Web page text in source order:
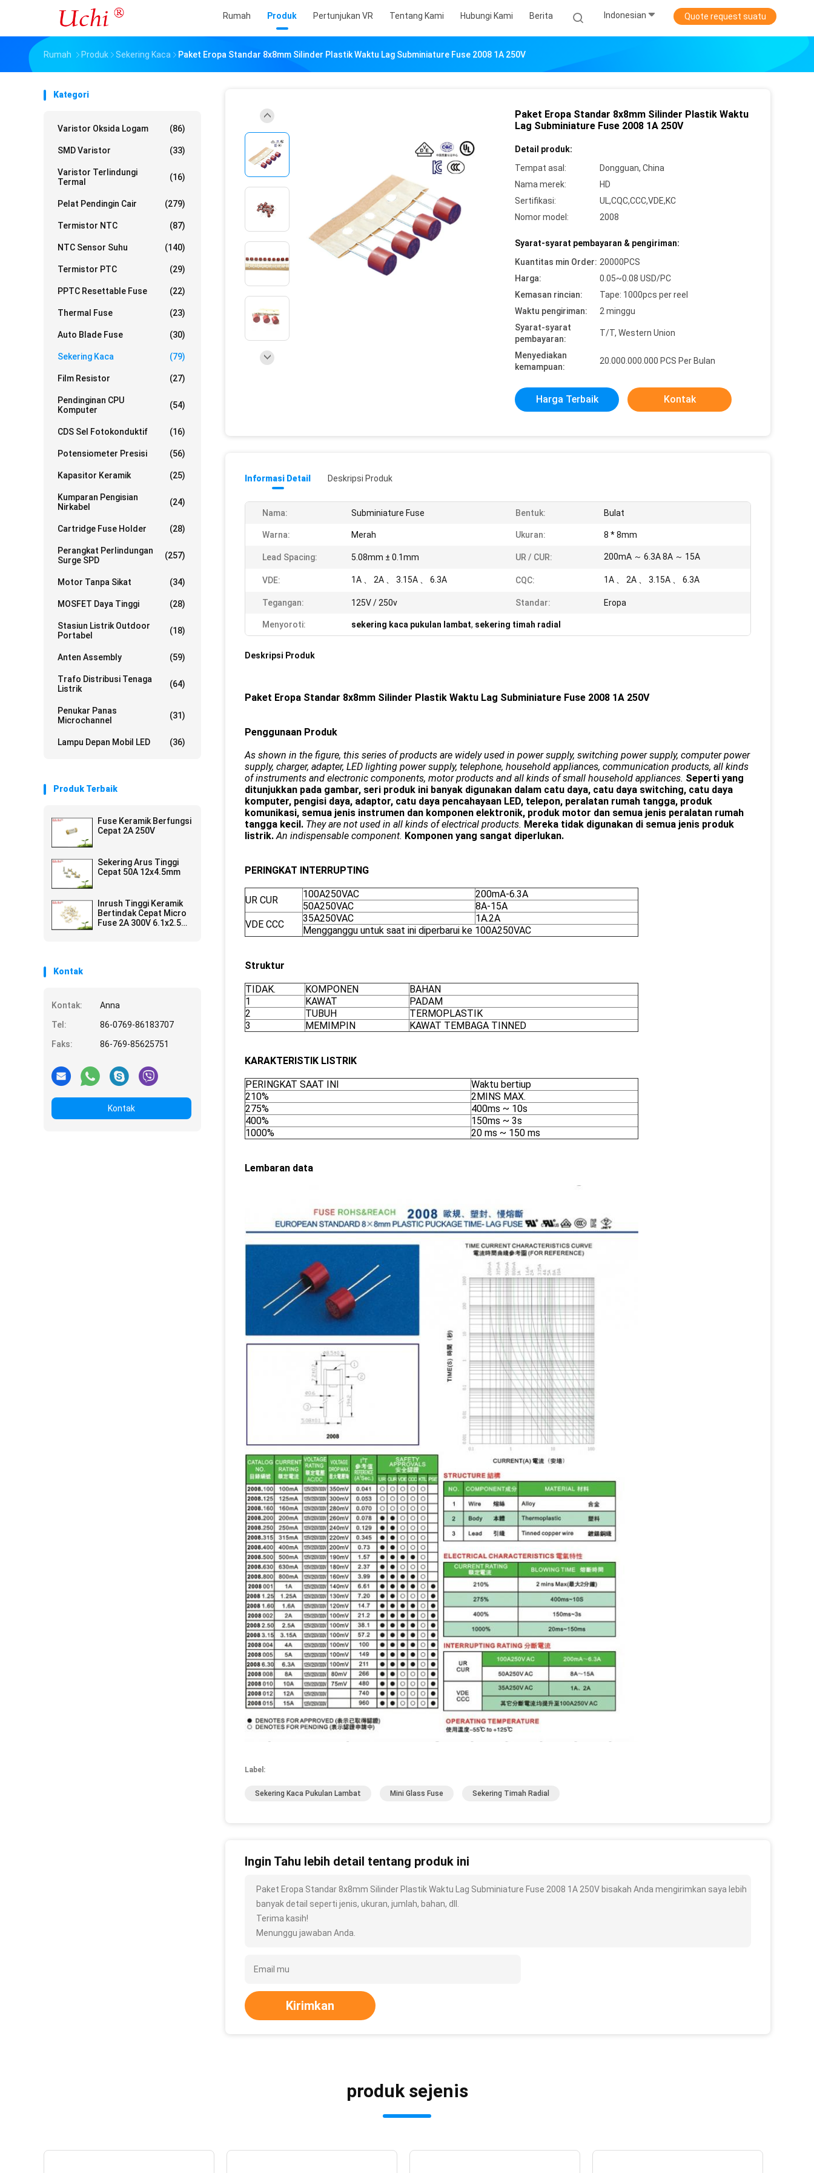
Rumah Produk Pertunjukan VR Tentang Kami Hubungi Kami Berita Indonesian Quote request suatu
Rumah Produk Sekering Kaca Paket Eropa Standar 8x8mm Silinder Plastik Waktu Lag Subminiature Fuse 2008 1A 250V
Kategori
Varistor Oksida Logam (86)
SMD Varistor (33)
Varistor Terlindungi
Termal
(16)
Pelat Pendingin Cair (279)
Termistor NTC (87)
NTC Sensor Suhu (140)
Termistor PTC (29)
PPTC Resettable Fuse (22)
Thermal Fuse (23)
Auto Blade Fuse (30)
Sekering Kaca (79)
Film Resistor (27)
Pendinginan CPU
Komputer
(54)
CDS Sel Fotokonduktif (16)
Potensiometer Presisi (56)
Kapasitor Keramik (25)
Kumparan Pengisian
Nirkabel
(24)
Cartridge Fuse Holder (28)
Perangkat Perlindungan
Surge SPD
(257)
Motor Tanpa Sikat (34)
MOSFET Daya Tinggi (28)
Stasiun Listrik Outdoor
Portabel
(18)
Anten Assembly (59)
Trafo Distribusi Tenaga
Listrik
(64)
Penukar Panas
Microchannel
(31)
Lampu Depan Mobil LED (36)
Produk Terbaik
Fuse Keramik Berfungsi
Cepat 2A 250V
Sekering Arus Tinggi
Cepat 50A 12x4.5mm
Inrush Tinggi Keramik
Bertindak Cepat Micro
Fuse 2A 300V 6.1x2.5
Kontak
Kontak:
Anna
Tel:
86-0769-86183707
Faks:
86-769-85625751
Kontak
Paket Eropa Standar 8x8mm Silinder Plastik Waktu
Lag Subminiature Fuse 2008 1A 250V
Detail produk:
Tempat asal:
Dongguan, China
Nama merek:
HD
Sertifikasi:
UL,CQC,CCC,VDE,KC
Nomor model:
2008
Syarat-syarat pembayaran & pengiriman:
Kuantitas min Order: 20000PCS
Harga:
0.05~0.08 USD/PC
Kemasan rincian:
Tape: 1000pcs per reel
Waktu pengiriman:
2 minggu
Syarat-syarat
pembayaran:
T/T, Western Union
Menyediakan
kemampuan:
20.000.000.000 PCS Per Bulan
Harga Terbaik Kontak
Informasi Detail Deskripsi Produk
Nama: Subminiature Fuse Bentuk: Bulat
Warna: Merah Ukuran: 8 * 8mm
Lead Spacing: 5.08mm ± 0.1mm UR / CUR: 200mA ～ 6.3A 8A ～ 15A
VDE: 1A 、 2A 、 3.15A 、 6.3A CQC: 1A 、 2A 、 3.15A 、 6.3A
Tegangan: 125V / 250v Standar: Eropa
Menyoroti: sekering kaca pukulan lambat, sekering timah radial
Deskripsi Produk
Paket Eropa Standar 8x8mm Silinder Plastik Waktu Lag Subminiature Fuse 2008 1A 250V
Penggunaan Produk
As shown in the figure, this series of products are widely used in power supply, switching power supply, computer power
supply, charger, adapter, LED lighting power supply, telephone, household appliances, communication products, all kinds
of instruments and electronic components, motor products and all kinds of small household appliances. Seperti yang
ditunjukkan pada gambar, seri produk ini banyak digunakan dalam catu daya, catu daya switching, catu daya
komputer, pengisi daya, adaptor, catu daya pencahayaan LED, telepon, peralatan rumah tangga, produk
komunikasi, semua jenis instrumen dan komponen elektronik, produk motor dan semua jenis peralatan rumah
tangga kecil. They are not used in all kinds of electrical products. Mereka tidak digunakan di semua jenis produk
listrik. An indispensable component. Komponen yang sangat diperlukan.
PERINGKAT INTERRUPTING
UR CUR
100A250VAC
200mA-6.3A
50A250VAC
8A-15A
VDE CCC
35A250VAC
1A.2A
Mengganggu untuk saat ini diperbarui ke 100A250VAC
Struktur
TIDAK. KOMPONEN
BAHAN
1
KAWAT
PADAM
2
TUBUH
TERMOPLASTIK
3
MEMIMPIN KAWAT TEMBAGA TINNED
KARAKTERISTIK LISTRIK
PERINGKAT SAAT INI
Waktu bertiup
210%
2MINS MAX.
275%
400ms ~ 10s
400%
150ms ~ 3s
1000%
20 ms ~ 150 ms
Lembaran data
Label:
Sekering Kaca Pukulan Lambat Mini Glass Fuse Sekering Timah Radial
Ingin Tahu lebih detail tentang produk ini
Paket Eropa Standar 8x8mm Silinder Plastik Waktu Lag Subminiature Fuse 2008 1A 250V bisakah Anda mengirimkan saya lebih
banyak detail seperti jenis, ukuran, jumlah, bahan, dll.
Terima kasih!
Menunggu jawaban Anda.
Kirimkan
produk sejenis